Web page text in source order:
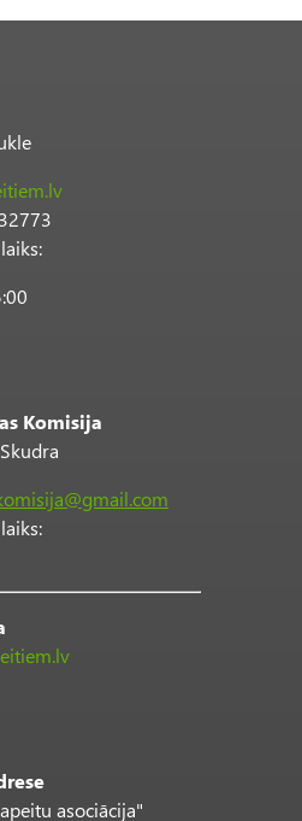
Komisija
asociācija"